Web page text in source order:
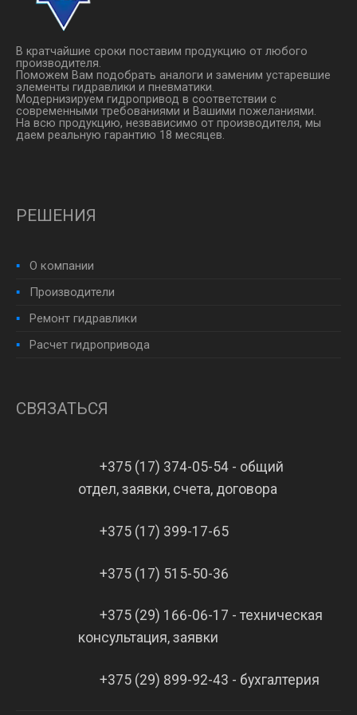
В кратчайшие сроки поставим продукцию от любого
производителя.
Поможем Вам подобрать аналоги и заменим устаревшие
элементы гидравлики и пневматики.
Модернизируем гидропривод в соответствии с
современными требованиями и Вашими пожеланиями.
На всю продукцию, незвависимо от производителя, мы
даем реальную гарантию 18 месяцев.
РЕШЕНИЯ
О компании
Производители
Ремонт гидравлики
Расчет гидропривода
СВЯЗАТЬСЯ
+375 (17) 374-05-54 - общий
отдел, заявки, счета, договора
+375 (17) 399-17-65
+375 (17) 515-50-36
+375 (29) 166-06-17 - техническая
консультация, заявки
+375 (29) 899-92-43 - бухгалтерия